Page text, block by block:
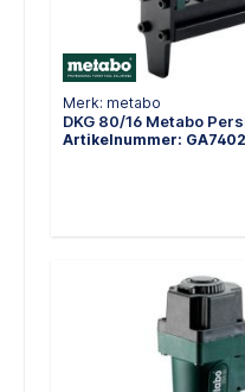
Merk: metabo
DKG 80/16 Metabo
Artikelnummer: